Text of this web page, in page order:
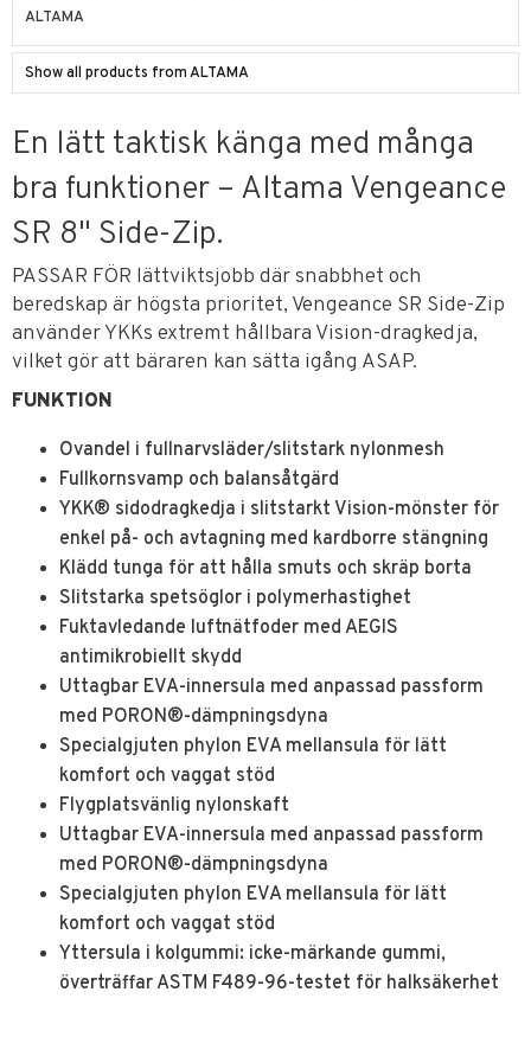
ALTAMA
Show all products from ALTAMA
En lätt taktisk känga med många
bra funktioner – Altama Vengeance
SR 8" Side-Zip.
PASSAR FÖR lättviktsjobb där snabbhet och
beredskap är högsta prioritet, Vengeance SR Side-Zip
använder YKKs extremt hållbara Vision-dragkedja,
vilket gör att bäraren kan sätta igång ASAP.
FUNKTION
Ovandel i fullnarvsläder/slitstark nylonmesh
Fullkornsvamp och balansåtgärd
YKK® sidodragkedja i slitstarkt Vision-mönster för
enkel på- och avtagning med kardborre stängning
Klädd tunga för att hålla smuts och skräp borta
Slitstarka spetsöglor i polymerhastighet
Fuktavledande luftnätfoder med AEGIS
antimikrobiellt skydd
Uttagbar EVA-innersula med anpassad passform
med PORON®-dämpningsdyna
Specialgjuten phylon EVA mellansula för lätt
komfort och vaggat stöd
Flygplatsvänlig nylonskaft
Uttagbar EVA-innersula med anpassad passform
med PORON®-dämpningsdyna
Specialgjuten phylon EVA mellansula för lätt
komfort och vaggat stöd
Yttersula i kolgummi: icke-märkande gummi,
överträffar ASTM F489-96-testet för halksäkerhet